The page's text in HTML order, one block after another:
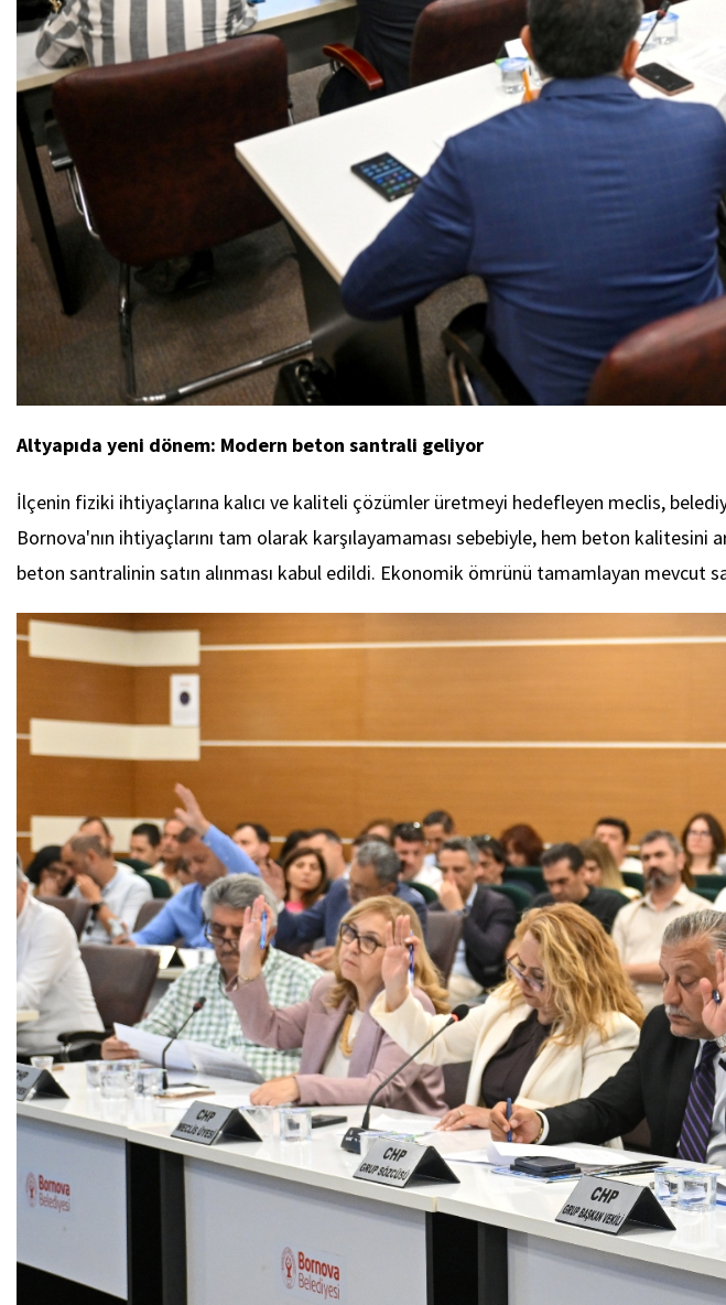
Altyapıda yeni dönem: Modern beton santrali geliyor
İlçenin fiziki ihtiyaçlarına kalıcı ve kaliteli çözümler üretmeyi hedefleyen meclis,
Bornova'nın ihtiyaçlarını tam olarak karşılayamaması sebebiyle, hem beton
beton santralinin satın alınması kabul edildi. Ekonomik ömrünü tamamlayan